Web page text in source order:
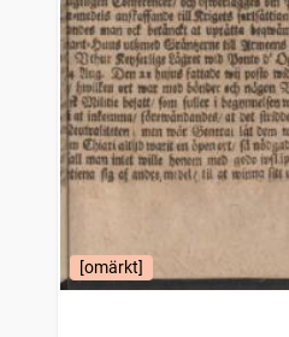
[omärkt]